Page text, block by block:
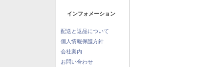
インフォメーション
配送と返品について
個人情報保護方針
会社案内
お問い合わせ